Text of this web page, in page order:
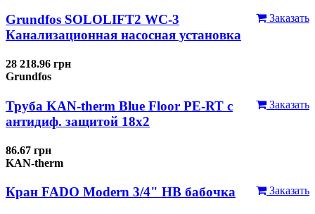
Заказать
Grundfos SOLOLIFT2 WC-3
Канализационная насосная установка
28 218.96 грн
Grundfos
Заказать
Труба KAN-therm Blue Floor PE-RT с
антидиф. защитой 18х2
86.67 грн
KAN-therm
Заказать
Кран FADO Modern 3/4" НВ бабочка